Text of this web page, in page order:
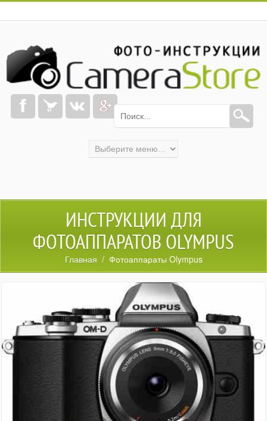
ИНСТРУКЦИИ ДЛЯ
ФОТОАППАРАТОВ OLYMPUS
Главная / Фотоаппараты Olympus